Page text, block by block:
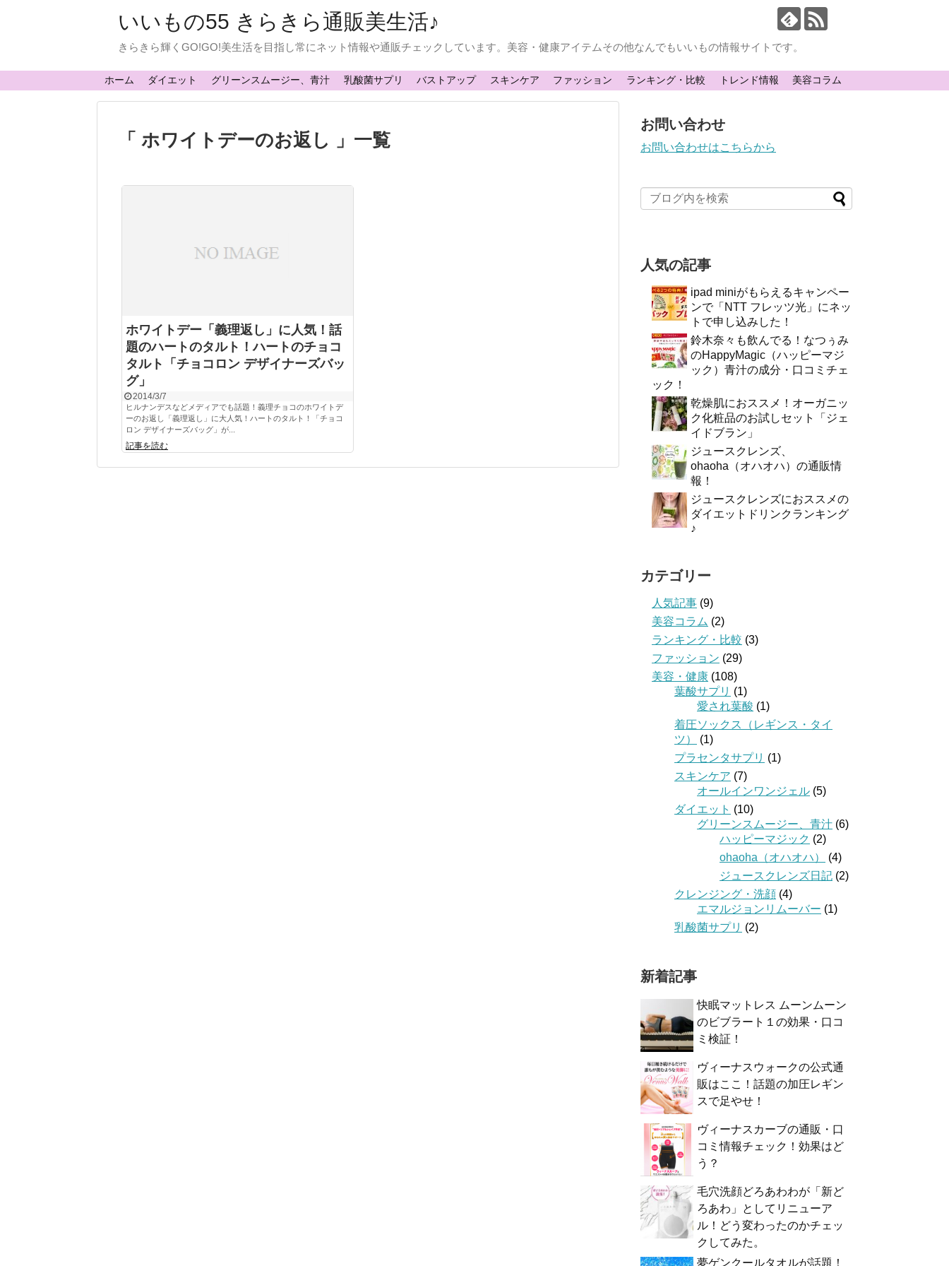
いいもの55 きらきら通販美生活♪
きらきら輝くGO!GO!美生活を目指し常にネット情報や通販チェックしています。美容・健康アイテムその他なんでもいいもの情報サイトです。
ホーム ダイエット グリーンスムージー、青汁 乳酸菌サプリ バストアップ スキンケア ファッション ランキング・比較 トレンド情報 美容コラム
「 ホワイトデーのお返し 」一覧
ホワイトデー「義理返し」に人気！話
題のハートのタルト！ハートのチョコ
タルト「チョコロン デザイナーズバッ
グ」
2014/3/7
ヒルナンデスなどメディアでも話題！義理チョコのホワイトデ
ーのお返し「義理返し」に大人気！ハートのタルト！「チョコ
ロン デザイナーズバッグ」が...
記事を読む
お問い合わせ
お問い合わせはこちらから
人気の記事
ipad miniがもらえるキャンペー
ンで「NTT フレッツ光」にネッ
トで申し込みした！
鈴木奈々も飲んでる！なつぅみ
のHappyMagic（ハッピーマジ
ック）青汁の成分・口コミチェ
ック！
乾燥肌におススメ！オーガニッ
ク化粧品のお試しセット「ジェ
イドブラン」
ジュースクレンズ、
ohaoha（オハオハ）の通販情
報！
ジュースクレンズにおススメの
ダイエットドリンクランキング
♪
カテゴリー
人気記事 (9)
美容コラム (2)
ランキング・比較 (3)
ファッション (29)
美容・健康 (108)
葉酸サプリ (1)
愛され葉酸 (1)
着圧ソックス（レギンス・タイ
ツ）
(1)
プラセンタサプリ (1)
スキンケア (7)
オールインワンジェル (5)
ダイエット (10)
グリーンスムージー、青汁 (6)
ハッピーマジック (2)
ohaoha（オハオハ）
(4)
ジュースクレンズ日記 (2)
クレンジング・洗顔 (4)
エマルジョンリムーバー (1)
乳酸菌サプリ (2)
新着記事
快眠マットレス ムーンムーン
のビブラート１の効果・口コ
ミ検証！
ヴィーナスウォークの公式通
販はここ！話題の加圧レギン
スで足やせ！
ヴィーナスカーブの通販・口
コミ情報チェック！効果はど
う？
毛穴洗顔どろあわわが「新ど
ろあわ」としてリニューア
ル！どう変わったのかチェッ
クしてみた。
夢ゲンクールタオルが話題！